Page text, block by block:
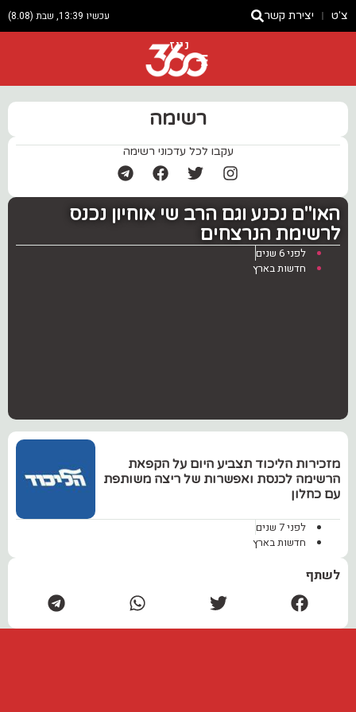
צ'ט יצירת קשר עכשיו 13:39, שבת (8.08)
ניוז
רשימה
עקבו לכל עדכוני רשימה
האו"ם נכנע וגם הרב שי אוחיון נכנס
לרשימת הנרצחים
לפני 6 שנים
חדשות בארץ
‏מזכירות הליכוד תצביע היום על הקפאת
הרשימה לכנסת ואפשרות של ריצה משותפת
עם כחלון
לפני 7 שנים
חדשות בארץ
לשתף